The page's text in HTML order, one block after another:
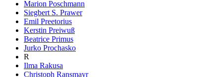
Marion Poschmann
Siegbert S. Prawer
Emil Preetorius
Kerstin Preiwuß
Beatrice Primus
Jurko Prochasko
R
Ilma Rakusa
Christoph Ransmayr